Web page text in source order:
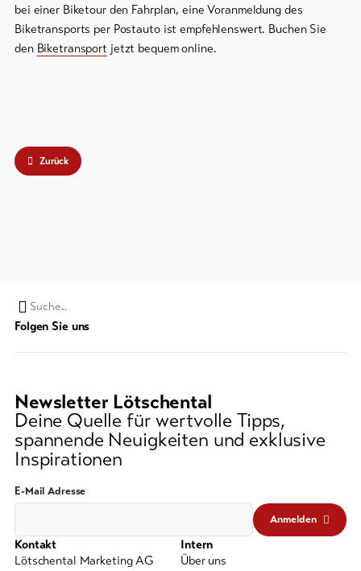
bei einer Biketour den Fahrplan, eine Voranmeldung des
Biketransports per Postauto ist empfehlenswert. Buchen Sie
den Biketransport jetzt bequem online.
Zurück
Suchwort
Folgen Sie uns
Newsletter Lötschental
Deine Quelle für wertvolle Tipps,
spannende Neuigkeiten und exklusive
Inspirationen
E-Mail Adresse
Anmelden
Kontakt
Lötschental Marketing AG
Intern
Über uns